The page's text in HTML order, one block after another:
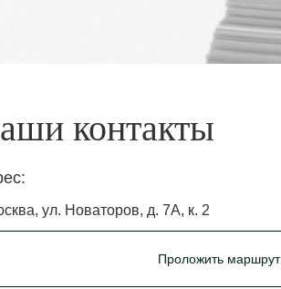
контакты
ул. Новаторов, д. 7А, к. 2
Проложить маршрут